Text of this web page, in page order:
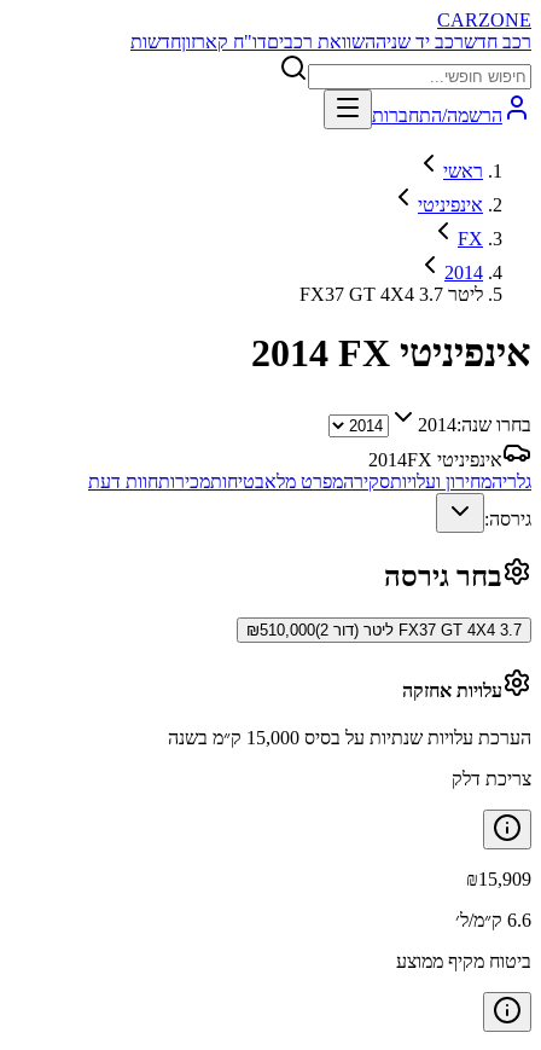
CARZONE
רכב חדשרכב יד שניההשוואת רכביםדו"ח קארזוןחדשות
הרשמה/התחברות
ראשי
אינפיניטי
FX
2014
FX37 GT 4X4 3.7 ליטר
אינפיניטי FX 2014
בחרו שנה:2014
אינפיניטי FX
2014
גלריהמחירון ועלויותסקירהמפרט מלאבטיחותמכירותחוות דעת
גירסה:
בחר גירסה
FX37 GT 4X4 3.7 ליטר (דור 2) ₪510,000
עלויות אחזקה
הערכת עלויות שנתיות על בסיס 15,000 ק״מ בשנה
צריכת דלק
₪15,909
6.6 ק״מ/ל׳
ביטוח מקיף ממוצע